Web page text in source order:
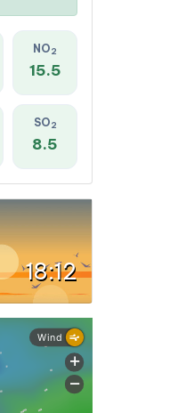
ám
NO2
15.5
SO2
8.5
18:12